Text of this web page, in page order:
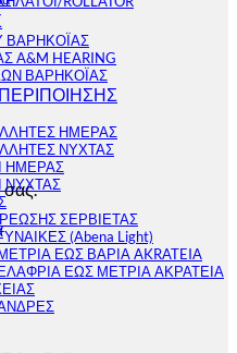
σας.
ΒΑΡΗΚΟΪΑΣ
A&M HEARING
ΒΑΡΗΚΟΪΑΣ
ΗΜΕΡΑΣ
ΝΥΧΤΑΣ
ΗΜΕΡΑΣ
ΝΥΧΤΑΣ
ΣΕΡΒΙΕΤΑΣ
(Abena Light)
ΕΩΣ ΒΑΡΙΑ AKRATEIA
ΕΩΣ ΜΕΤΡΙΑ ΑΚΡΑΤΕΙΑ